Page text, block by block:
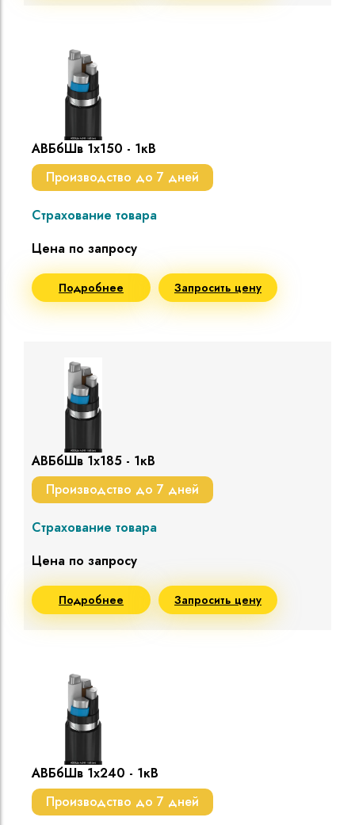
АВБбШв 1х150 - 1кВ
Производство до 7 дней
Страхование товара
Цена по запросу
Подробнее Запросить цену
АВБбШв 1х185 - 1кВ
Производство до 7 дней
Страхование товара
Цена по запросу
Подробнее Запросить цену
АВБбШв 1х240 - 1кВ
Производство до 7 дней